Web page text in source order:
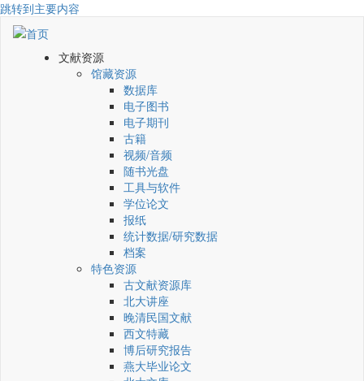
跳转到主要内容
文献资源
馆藏资源
数据库
电子图书
电子期刊
古籍
视频/音频
随书光盘
工具与软件
学位论文
报纸
统计数据/研究数据
档案
特色资源
古文献资源库
北大讲座
晚清民国文献
西文特藏
博后研究报告
燕大毕业论文